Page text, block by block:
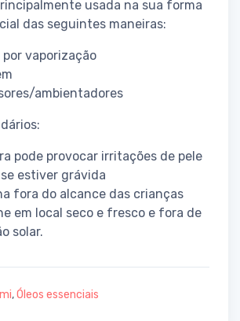
usada na sua forma
das seguintes maneiras:
por vaporização
ambientadores
pode provocar irritações de pele
se estiver grávida
fora do alcance das crianças
em local seco e fresco e fora de
solar.
,Óleos essenciais